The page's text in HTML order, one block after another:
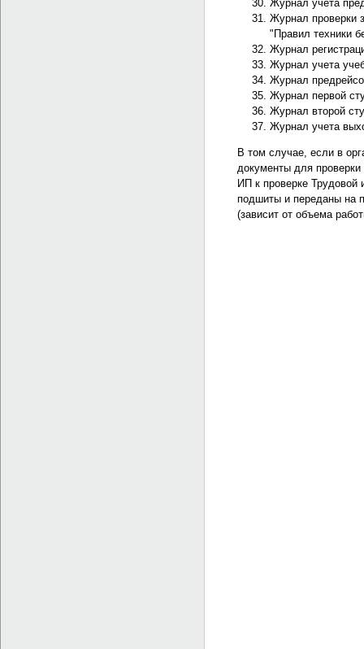
Журнал учета
Журнал проверки
"Правил техники
Журнал
Журнал учета
Журнал
Журнал первой
Журнал второй
Журнал учета
В том случае, если в
документы для проверки
ИП к проверке Трудовой
подшиты и переданы на
(зависит от объема